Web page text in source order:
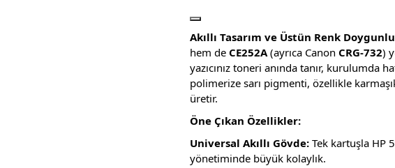
Akıllı Tasarım ve Üstün Renk
hem de CE252A (ayrıca Canon CRG-732)
yazıcınız toneri anında tanır, kurulumda
polimerize sarı pigmenti, özellikle
üretir.
Öne Çıkan Özellikler:
Universal Akıllı Gövde: Tek kartuşla HP
yönetiminde büyük kolaylık.